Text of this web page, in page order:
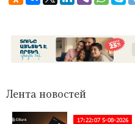
Лента новостей
17:22:07 5-08-2026